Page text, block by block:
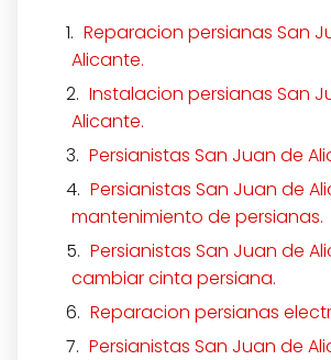
Reparacion persianas San
Alicante.
Instalacion persianas San
Alicante.
Persianistas San Juan de
Persianistas San Juan de
mantenimiento de persianas.
Persianistas San Juan de
cambiar cinta persiana.
Reparacion persianas
Persianistas San Juan de